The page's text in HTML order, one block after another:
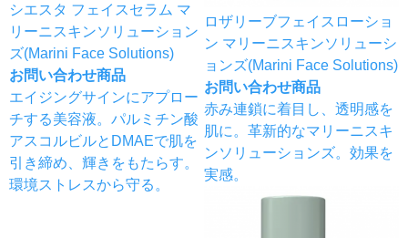
シエスタ フェイスセラム マ
リーニスキンソリューション
ズ(Marini Face Solutions)
お問い合わせ商品
エイジングサインにアプロー
チする美容液。パルミチン酸
アスコルビルとDMAEで肌を
引き締め、輝きをもたらす。
環境ストレスから守る。
ロザリーブフェイスローショ
ン マリーニスキンソリューシ
ョンズ(Marini Face Solutions)
お問い合わせ商品
赤み連鎖に着目し、透明感を
肌に。革新的なマリーニスキ
ンソリューションズ。効果を
実感。